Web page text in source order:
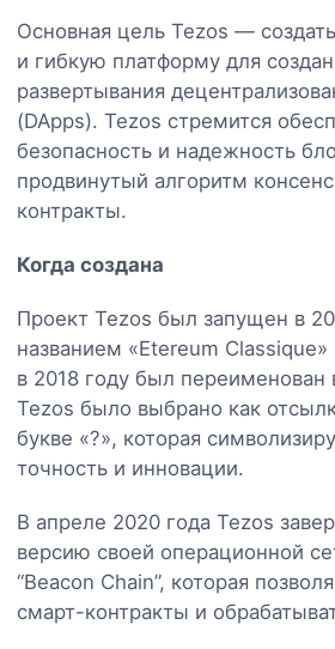
Основная цель Tezos —
и гибкую платформу для
развертывания
(DApps). Tezos стремится
безопасность и надежность
продвинутый алгоритм
контракты.
Когда создана
Проект Tezos был запущен в
названием «Etereum
в 2018 году был
Tezos было выбрано как
букве «?», которая
точность и инновации.
В апреле 2020 года Tezos
версию своей операционной
“Beacon Chain”, которая
смарт-контракты и